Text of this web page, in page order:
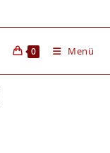
0 Menü